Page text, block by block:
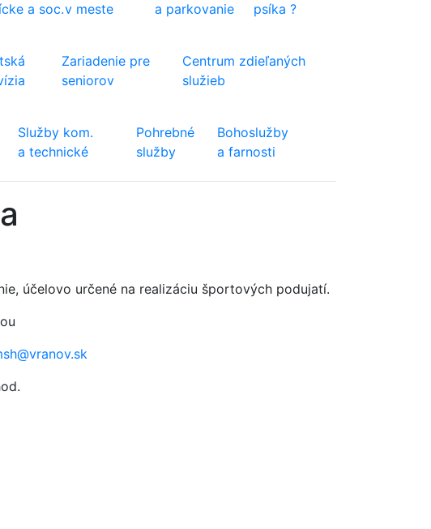
a soc.v meste
a parkovanie
psíka ?
Zariadenie pre
seniorov
Centrum zdieľaných
služieb
Služby kom.
a technické
Pohrebné
služby
Bohoslužby
a farnosti
účelovo určené na realizáciu športových podujatí.